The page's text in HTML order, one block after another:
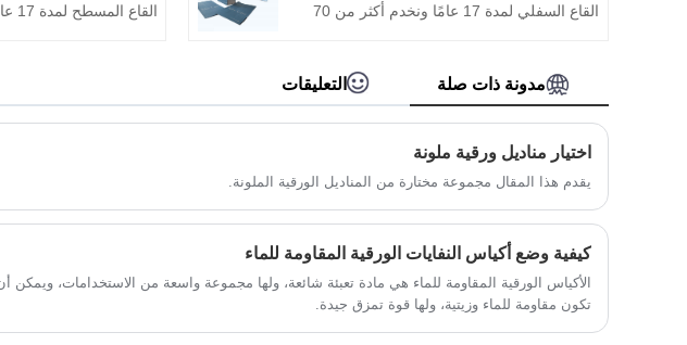
عديدة، ولم تحدث شكاوى كبيرة أبدًا.
لسنوات عديدة، ولم
القاع السفلي لمدة 17 عامًا ونخدم أكثر من 70
طيران الإمارات، الخطوط الجوية الأمريكية،
خطوط دلتا الجوية، إلخ. نحن نسعى للحصول
على منتجات عالية الجودة، رضا العملاء هو أكبر
متعة لنا.
على المدى الطويل في
مدونة ذات صلة التعليقات
اختيار مناديل ورقية ملونة
يقدم هذا المقال مجموعة مختارة من المناديل الورقية الملونة.
كيفية وضع أكياس النفايات الورقية المقاومة للماء
الأكياس الورقية المقاومة للماء هي مادة تعبئة شائعة، ولها مجموعة واسعة من الاستخدامات، ويمكن
تكون مقاومة للماء وزيتية، ولها قوة تمزق جيدة.